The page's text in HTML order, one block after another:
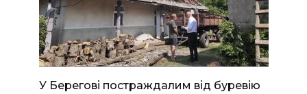
У Берегові постраждалим від буревію